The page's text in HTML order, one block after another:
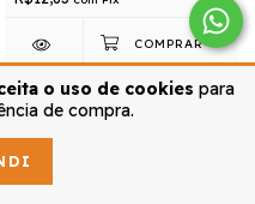
o uso de cookies para
de compra.
PRODUTOS